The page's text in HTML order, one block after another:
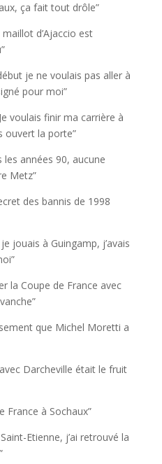
ça fait tout drôle”
maillot d’Ajaccio est
je ne voulais pas aller à
pour moi”
voulais finir ma carrière à
ouvert la porte”
les années 90, aucune
Metz”
des bannis de 1998
je jouais à Guingamp, j’avais
la Coupe de France avec
que Michel Moretti a
Darcheville était le fruit
France à Sochaux”
Etienne, j’ai retrouvé la